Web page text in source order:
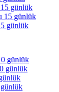
15 günlük
15 günlük
günlük
günlük
günlük